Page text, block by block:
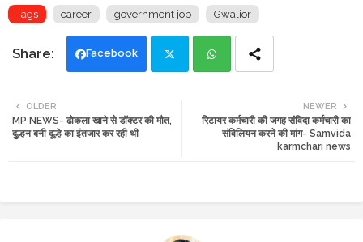
Tags career government job Gwalior
Facebook
tte ats
NEWER
रिटायर कर्मचारी की जगह संविदा कर्मचारी का
संविलियन करने की मांग- Samvida
karmchari news
OLDER
MP NEWS- ढोकला खाने से डॉक्टर की मौत,
दुल्हन बनी दूल्हे का इंतजार कर रही थी